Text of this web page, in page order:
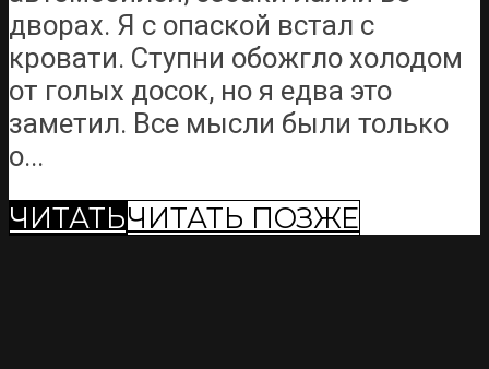
дворах. Я с опаской встал с
кровати. Ступни обожгло холодом
от голых досок, но я едва это
заметил. Все мысли были только
о...
ЧИТАТЬЧИТАТЬ ПОЗЖЕ